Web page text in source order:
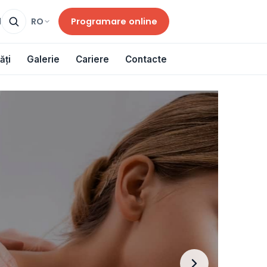
RO Programare online
Galerie Cariere Contacte